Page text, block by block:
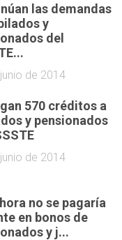
las demandas
y
del
de 2014
570 créditos a
y pensionados
de 2014
no se pagaría
en bonos de
y j...